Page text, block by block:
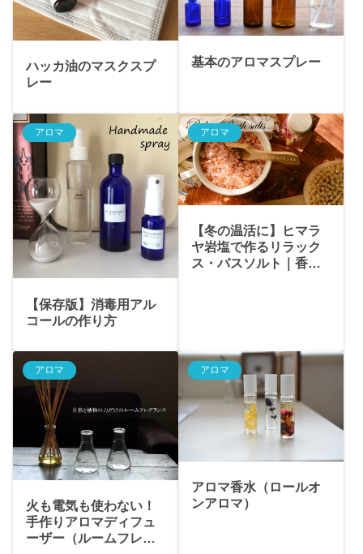
ハッカ油のマスクスプ
レー
基本のアロマスプレー
アロマ
【保存版】消毒用アル
コールの作り方
アロマ
【冬の温活に】ヒマラ
ヤ岩塩で作るリラック
ス・バスソルト｜香り
アロマ
火も電気も使わない！
手作りアロマディフュ
ーザー（ルームフレグ
アロマ
アロマ香水（ロールオ
ンアロマ）